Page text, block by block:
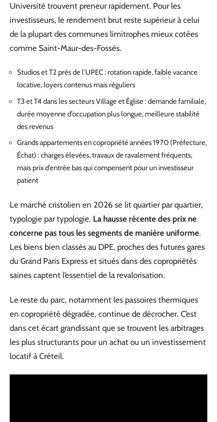
Université trouvent preneur rapidement. Pour les
investisseurs, le rendement brut reste supérieur à celui
de la plupart des communes limitrophes mieux cotées
comme Saint-Maur-des-Fossés.
Studios et T2 près de l’UPEC : rotation rapide, faible vacance
locative, loyers contenus mais réguliers
T3 et T4 dans les secteurs Village et Église : demande familiale,
durée moyenne d’occupation plus longue, meilleure stabilité
des revenus
Grands appartements en copropriété années 1970 (Préfecture,
Échat) : charges élevées, travaux de ravalement fréquents,
mais prix d’entrée bas qui compensent pour un investisseur
patient
Le marché cristolien en 2026 se lit quartier par quartier,
typologie par typologie. La hausse récente des prix ne
concerne pas tous les segments de manière uniforme.
Les biens bien classés au DPE, proches des futures gares
du Grand Paris Express et situés dans des copropriétés
saines captent l’essentiel de la revalorisation.
Le reste du parc, notamment les passoires thermiques
en copropriété dégradée, continue de décrocher. C’est
dans cet écart grandissant que se trouvent les arbitrages
les plus structurants pour un achat ou un investissement
locatif à Créteil.